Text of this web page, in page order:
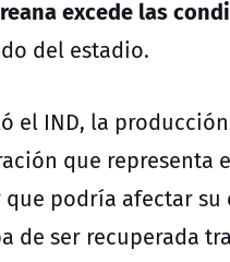
excede las
del estadio.
el IND, la
que representa
podría afectar
de ser recuperada